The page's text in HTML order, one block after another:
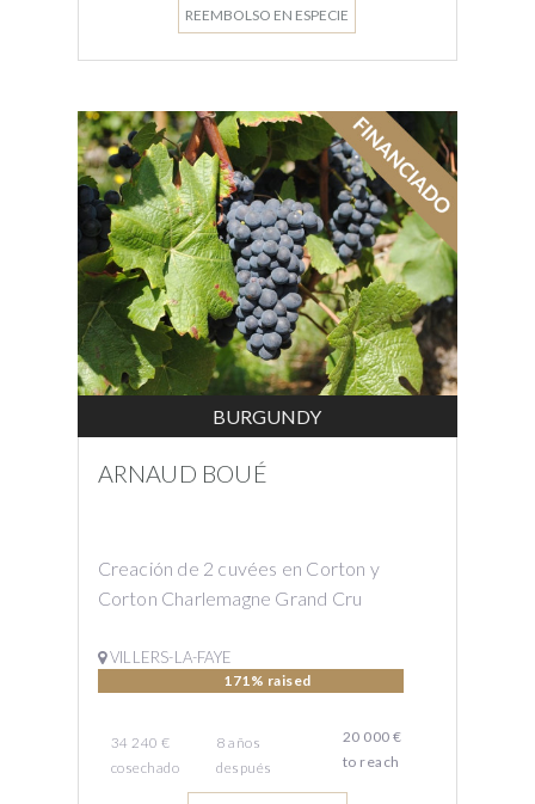
REEMBOLSO EN ESPECIE
BURGUNDY
ARNAUD BOUÉ
Creación de 2 cuvées en Corton y
Corton Charlemagne Grand Cru
VILLERS-LA-FAYE
171% raised
34 240 €
cosechado
8 años
después
20 000 €
to reach